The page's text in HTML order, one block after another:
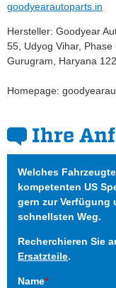
goodyearautoparts.in
Hersteller: Goodyear
55, Udyog Vihar, Phase
Gurugram, Haryana
Homepage:
Ihre
Welches
kompetenten US
gern zur Verfügung
schnellsten Weg.
Recherchieren Sie
Ersatzteile.
Name*